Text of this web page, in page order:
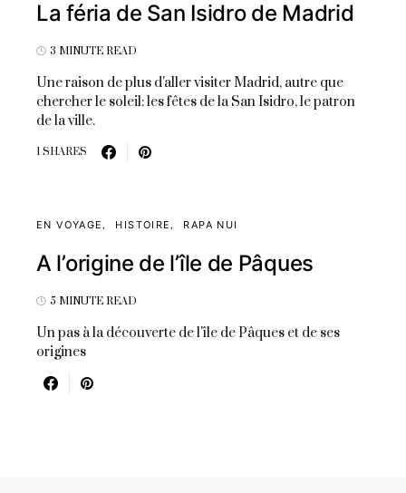
La féria de San Isidro de Madrid
3 MINUTE READ
Une raison de plus d'aller visiter Madrid, autre que
chercher le soleil: les fêtes de la San Isidro, le patron
de la ville.
1 SHARES
EN VOYAGE HISTOIRE RAPA NUI
A l’origine de l’île de Pâques
5 MINUTE READ
Un pas à la découverte de l'île de Pâques et de ses
origines